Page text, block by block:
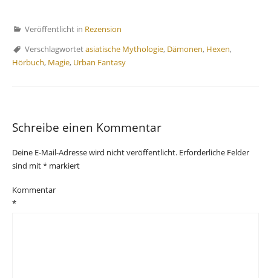
Veröffentlicht in Rezension
Verschlagwortetasiatische Mythologie, Dämonen, Hexen,
Hörbuch, Magie, Urban Fantasy
Schreibe einen Kommentar
Deine E-Mail-Adresse wird nicht veröffentlicht. Erforderliche Felder
sind mit* markiert
Kommentar
*